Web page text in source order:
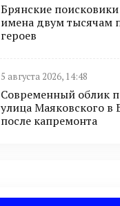
Брянские
имена двум тысячам
героев
5 августа 2026, 14:48
Современный облик
улица Маяковского в
после капремонта